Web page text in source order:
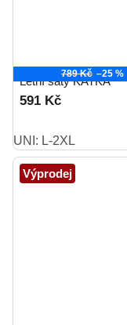
789 Kč –25 %
Letní šaty KATKA
591 Kč
UNI: L-2XL
Výprodej